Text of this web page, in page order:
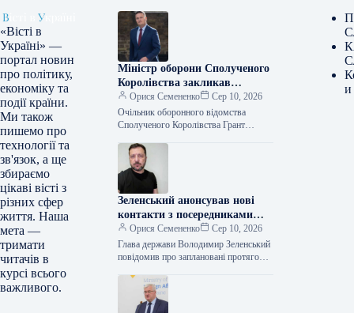
«Вісті в
Україні» —
портал новин
про політику,
економіку та
події країни.
Ми також
пишемо про
технології та
зв'язок, а ще
збираємо
цікаві вісті з
різних сфер
життя. Наша
мета —
тримати
читачів в
курсі всього
важливого.
Міністр оборони Сполученого
Королівства закликав
партнерів зміцнити
протиповітряну оборону
України перед настанням
Орися Семененко
Сер 10, 2026
Очільник оборонного відомства
Сполученого Королівства Грант
поставки ракет для систем
протиповітряної оборони України до
настання зимового…
Зеленський анонсував нові
контакти з посередниками
задля пакетів для ППО
Орися Семененко
Сер 10, 2026
Глава держави Володимир Зеленський
повідомив про заплановані протягом
посередниками щодо пакетів допомоги
для систем протиповітряної оборони.
и